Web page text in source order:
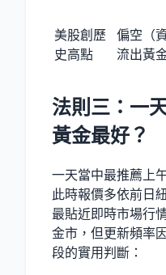
美股創歷
史高點
偏空（
流出黃金
法則三：一
黃金最好？
一天當中最推薦上
此時報價多依前日
最貼近即時市場行
金市，但更新頻率
段的實用判斷：